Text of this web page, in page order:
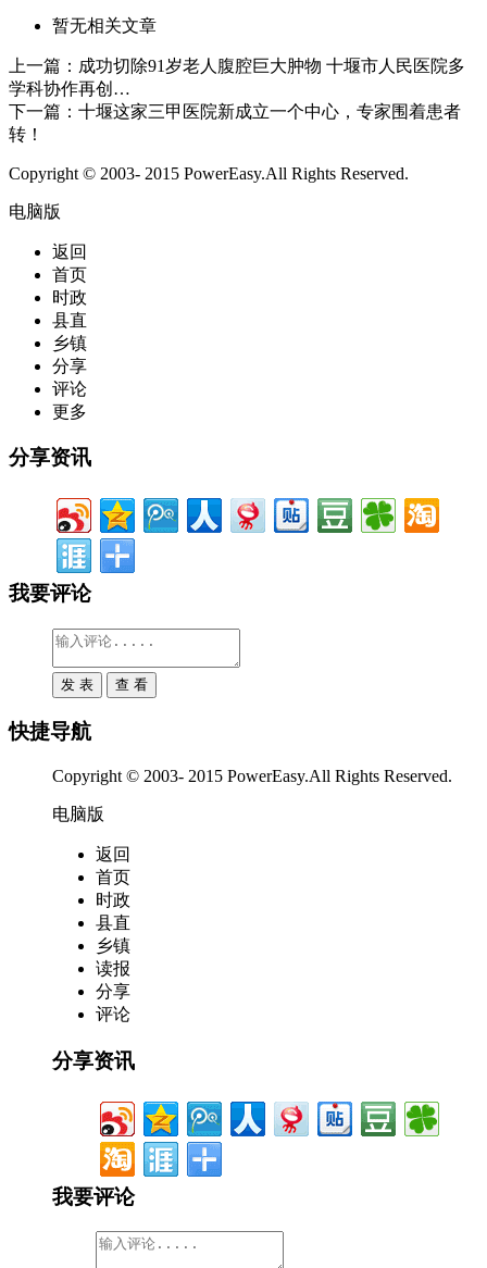
暂无相关文章
上一篇： 成功切除91岁老人腹腔巨大肿物 十堰市人民医院多
学科协作再创…
下一篇： 十堰这家三甲医院新成立一个中心，专家围着患者
转！
Copyright © 2003- 2015 PowerEasy.All Rights Reserved.
电脑版
返回
首页
时政
县直
乡镇
分享
评论
更多
分享资讯
我要评论
快捷导航
Copyright © 2003- 2015 PowerEasy.All Rights Reserved.
电脑版
返回
首页
时政
县直
乡镇
读报
分享
评论
分享资讯
我要评论